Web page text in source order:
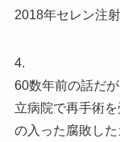
2018年セレン注
4.
60数年前の話だ
立病院で再手術
の入った腐敗し